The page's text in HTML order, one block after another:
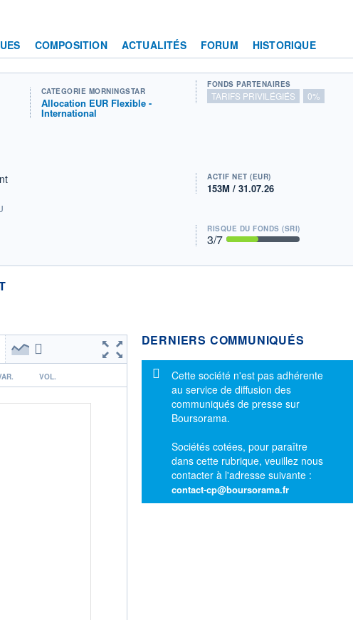
COMPOSITION ACTUALITÉS FORUM HISTORIQUE
CATÉGORIE MORNINGSTAR
Allocation EUR Flexible -
International
FONDS PARTENAIRES
TARIFS PRIVILÉGIÉS 0%
ACTIF NET (EUR)
153M / 31.07.26
RISQUE DU FONDS (SRI)
3/7
VOL.
DERNIERS COMMUNIQUÉS
Message d'information
Cette société n'est pas adhérente
au service de diffusion des
communiqués de presse sur
Boursorama.
Sociétés cotées, pour paraître
dans cette rubrique, veuillez nous
contacter à l'adresse suivante :
contact-cp@boursorama.fr